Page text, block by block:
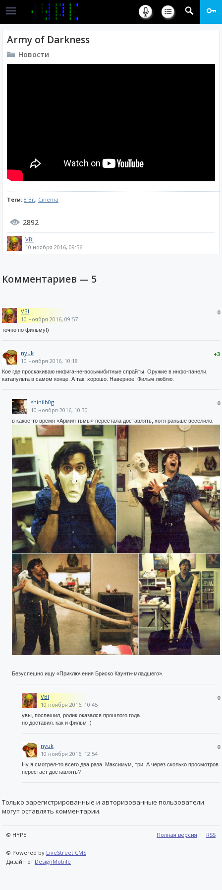
Army of Darkness
Новости
Теги: 8 Bit, Cinema
2892
VBI
10 ноября 2016, 09:56
Комментариев — 5
0
VBI
10 ноября 2016, 09:57
точно по фильму!)
+3
nyuk
10 ноября 2016, 10:18
Кое где проскакиваю нифига-не-восьмибитные спрайты. Оружие в инфо-панели,
катапульта в самом конце. А так, хорошо. Наверное. Фильм люблю.
0
shinilb0g
10 ноября 2016, 10:30
в какое-то время «Армия тьмы» перестала доставлять, хотя раньше веселило.
Безуспешно ищу «Приключения Бриско Каунти-младшего».
0
VBI
10 ноября 2016, 10:45
увы, поспешил, ролик оказался прошлого года.
но доставил. как и фильм :)
0
nyuk
10 ноября 2016, 12:54
Ну я смотрел-то всего два раза. Максимум, три. А через сколько просмотров
перестает доставлять?
Только зарегистрированные и авторизованные пользователи
могут оставлять комментарии.
Полная версия RSS
© HYPE
© Powered by LiveStreet CMS
Дизайн от DesignMobile